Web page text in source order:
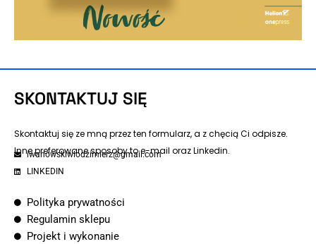
SKONTAKTUJ SIĘ
Skontaktuj się ze mną przez ten formularz, a z chęcią Ci odpisze.
Inne preferowane sposoby to e-mail oraz Linkedin.
iwanowskiwlodzimierz@gmail.com
LINKEDIN
Polityka prywatności
Regulamin sklepu
Projekt i wykonanie